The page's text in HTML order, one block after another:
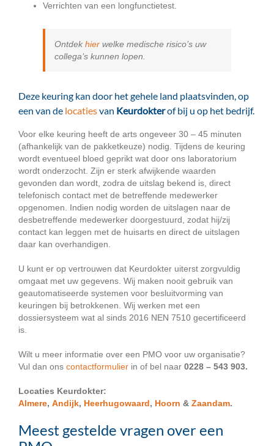
Verrichten van een longfunctietest.
Ontdek hier welke medische risico’s uw
collega’s kunnen lopen.
Deze keuring kan door het gehele land plaatsvinden, op
een van de locatiesvan Keurdokterof bij u op het bedrijf.
Voor elke keuring heeft de arts ongeveer 30 – 45 minuten
(afhankelijk van de pakketkeuze) nodig. Tijdens de keuring
wordt eventueel bloed geprikt wat door ons laboratorium
wordt onderzocht. Zijn er sterk afwijkende waarden
gevonden dan wordt, zodra de uitslag bekend is, direct
telefonisch contact met de betreffende medewerker
opgenomen. Indien nodig worden de uitslagen naar de
desbetreffende medewerker doorgestuurd, zodat hij/zij
contact kan leggen met de huisarts en direct de uitslagen
daar kan overhandigen.
U kunt er op vertrouwen dat Keurdokter uiterst zorgvuldig
omgaat met uw gegevens. Wij maken nooit gebruik van
geautomatiseerde systemen voor besluitvorming van
keuringen bij betrokkenen. Wij werken met een
dossiersysteem wat al sinds 2016 NEN 7510 gecertificeerd
is.
Wilt u meer informatie over een PMO voor uw organisatie?
Vul dan ons contactformulier in of bel naar 0228 – 543 903.
Locaties Keurdokter:
Almere, Andijk, Heerhugowaard, Hoorn & Zaandam.
Meest gestelde vragen over een